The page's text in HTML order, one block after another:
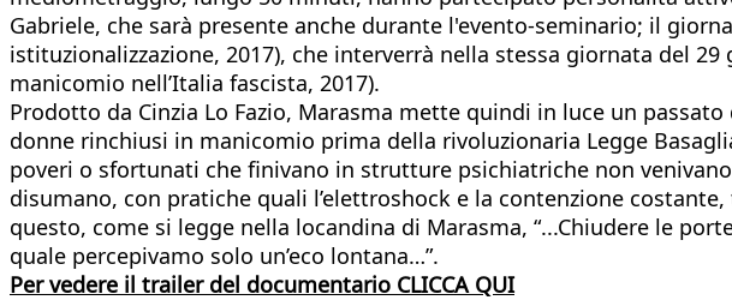
Gabriele, che sarà presente anche durante l'evento-seminario; il
istituzionalizzazione, 2017), che interverrà nella stessa giornata del
manicomio nell’Italia fascista, 2017).
Prodotto da Cinzia Lo Fazio, Marasma mette quindi in luce un
donne rinchiusi in manicomio prima della rivoluzionaria Legge
poveri o sfortunati che finivano in strutture psichiatriche non
disumano, con pratiche quali l’elettroshock e la contenzione
questo, come si legge nella locandina di Marasma, “...Chiudere le
quale percepivamo solo un’eco lontana…”.
Per vedere il trailer del documentario CLICCA QUI